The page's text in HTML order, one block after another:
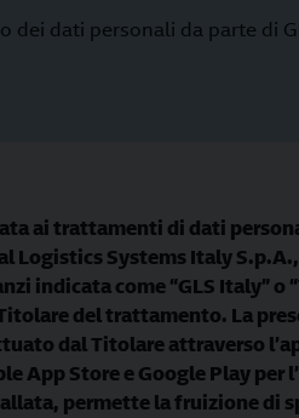
dati personali da parte di
ai trattamenti di dati
Systems Italy S.p.A.,
indicata come “GLS Italy” o
del trattamento. La
dal Titolare attraverso
App Store e Google Play per
permette la fruizione di